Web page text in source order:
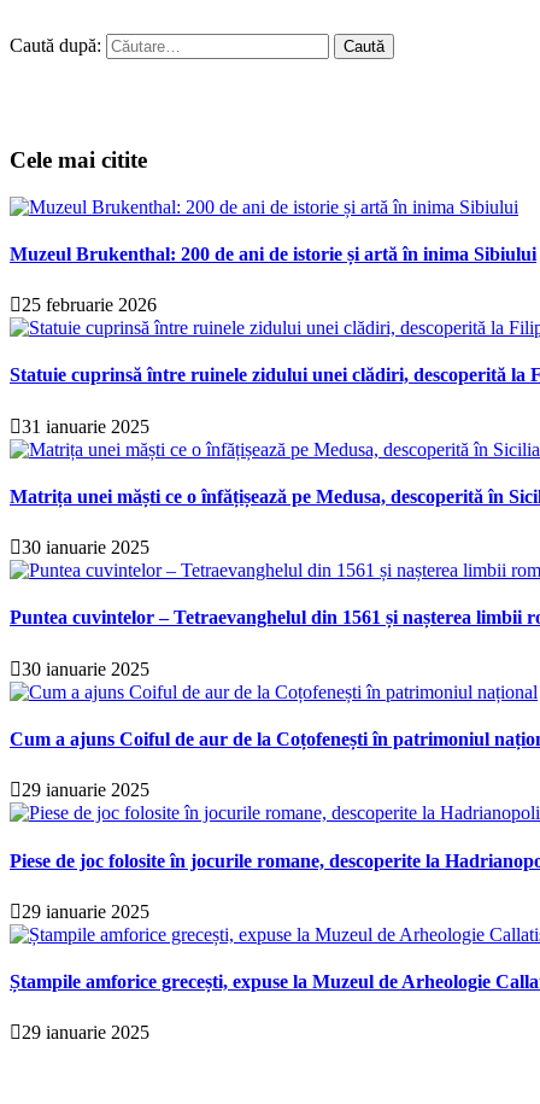
Caută după:
Cele mai citite
Muzeul Brukenthal: 200 de ani de istorie și artă în inima Sibiului
25 februarie 2026
Statuie cuprinsă între ruinele zidului unei clădiri, descoperită la
31 ianuarie 2025
Matrița unei măști ce o înfățișează pe Medusa, descoperită în
30 ianuarie 2025
Puntea cuvintelor – Tetraevanghelul din 1561 și nașterea limbii
30 ianuarie 2025
Cum a ajuns Coiful de aur de la Coțofenești în patrimoniul
29 ianuarie 2025
Piese de joc folosite în jocurile romane, descoperite la
29 ianuarie 2025
Ștampile amforice grecești, expuse la Muzeul de Arheologie
29 ianuarie 2025